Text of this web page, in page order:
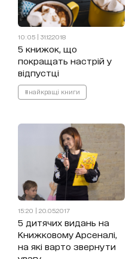
10:05 | 31.12.2018
5 книжок, що
покращать настрій у
відпустці
#найкращі книги
15:20 | 20.05.2017
5 дитячих видань на
Книжковому Арсеналі,
на які варто звернути